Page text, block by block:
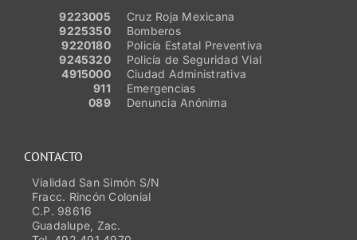
9223005
Cruz Roja Mexicana
9225350
Bomberos
9220180
Policía Estatal Preventiva
9245320
Policía de Seguridad Vial
4915000
Ciudad Administrativa
911
Emergencias
089
Denuncia Anónima
CONTACTO
Vialidad San Simón S/N
Fracc. Rincón Colonial
C.P. 98616
Guadalupe, Zac.